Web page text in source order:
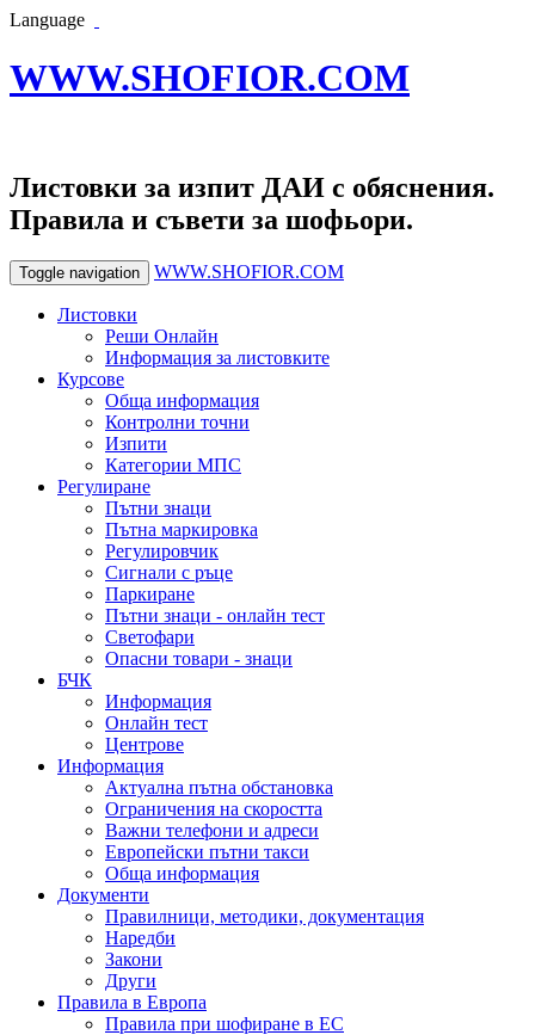
Language
WWW.SHOFIOR.COM
Листовки за изпит ДАИ с обяснения.
Правила и съвети за шофьори.
Toggle navigation WWW.SHOFIOR.COM
Листовки
Реши Онлайн
Информация за листовките
Курсове
Обща информация
Контролни точни
Изпити
Категории МПС
Регулиране
Пътни знаци
Пътна маркировка
Регулировчик
Сигнали с ръце
Паркиране
Пътни знаци - онлайн тест
Светофари
Опасни товари - знаци
БЧК
Информация
Онлайн тест
Центрове
Информация
Актуална пътна обстановка
Ограничения на скоростта
Важни телефони и адреси
Европейски пътни такси
Обща информация
Документи
Правилници, методики, документация
Наредби
Закони
Други
Правила в Европа
Правила при шофиране в ЕС